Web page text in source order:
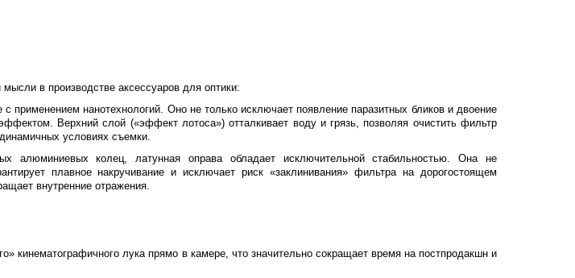
в производстве аксессуаров для оптики:
с применением нанотехнологий. Оно не только исключает появление паразитных бликов и двоение
Верхний слой («эффект лотоса») отталкивает воду и грязь, позволяя очистить фильтр
условиях съемки.
алюминиевых колец, латунная оправа обладает исключительной стабильностью. Она не
плавное накручивание и исключает риск «заклинивания» фильтра на дорогостоящем
внутренние отражения.
кинематографичного лука прямо в камере, что значительно сокращает время на постпродакшн и